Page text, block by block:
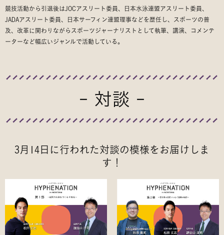
競技活動から引退後はJOCアスリート委員、日本水泳連盟アスリート委員、
JADAアスリート委員、日本サーフィン連盟理事などを歴任し、スポーツの普
及、改革に関わりながらスポーツジャーナリストとして執筆、講演、コメンテ
ーターなど幅広いジャンルで活動している。
- 対談 -
3月14日に行われた対談の模様をお届けしま
す！